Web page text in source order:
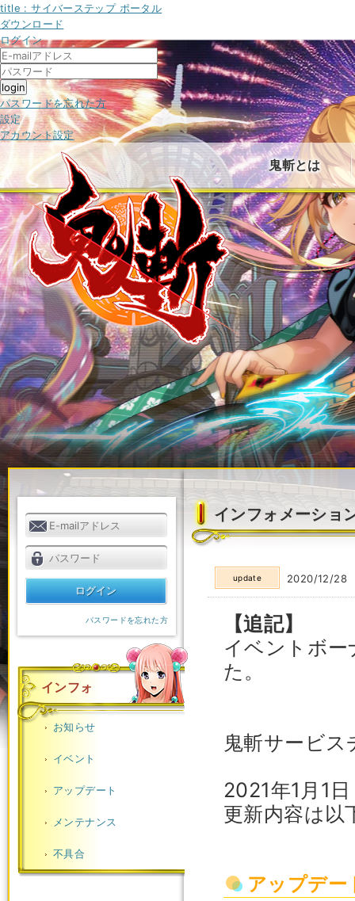
title : サイバーステップ ポータル
ダウンロード
ログイン
パスワードを忘れた方
設定
アカウント設定
鬼斬とは
パスワードを忘れた方
インフォ
お知らせ
イベント
アップデート
メンテナンス
不具合
インフォメーショ
update 2020/12/28
【追記】
イベントボ
た。
鬼斬サービ
2021年1月1
更新内容は以
アップデー